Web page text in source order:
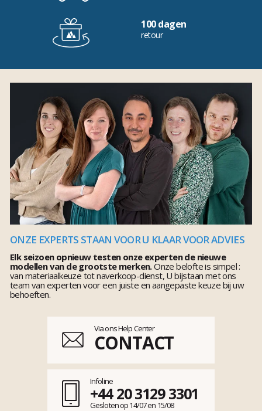
100 dagen
retour
ONZE EXPERTS STAAN VOOR U KLAAR VOOR ADVIES
Elk seizoen opnieuw testen onze experten de nieuwe
modellen van de grootste merken.Onze belofte is simpel :
van materiaalkeuze tot naverkoop-dienst, U bijstaan met ons
team van experten voor een juiste en aangepaste keuze bij uw
behoeften.
Via ons Help Center
CONTACT
Infoline
+44 20 3129 3301
Gesloten op 14/07 en 15/08